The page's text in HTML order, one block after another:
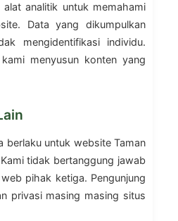
analitik untuk memahami
Data yang dikumpulkan
mengidentifikasi individu.
menyusun konten yang
berlaku untuk website Taman
tidak bertanggung jawab
pihak ketiga. Pengunjung
privasi masing masing situs